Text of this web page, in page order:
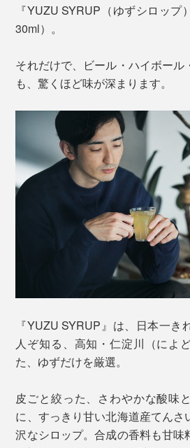
『YUZU SYRUP（ゆずシロップ
30ml）。
それだけで、ビール・ハイボー
も、驚くほど味が深まります。
『YUZU SYRUP』は、日本一き
人ぞ知る、高知・仁淀川（によ
た、ゆずだけを厳選。
皮ごと絞った、さわやかな酸味
に、すっきり甘い北海道産てんさ
沢なシロップ。合成の香料も甘味